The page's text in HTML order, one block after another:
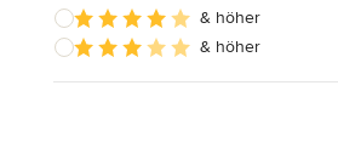
& höher
& höher